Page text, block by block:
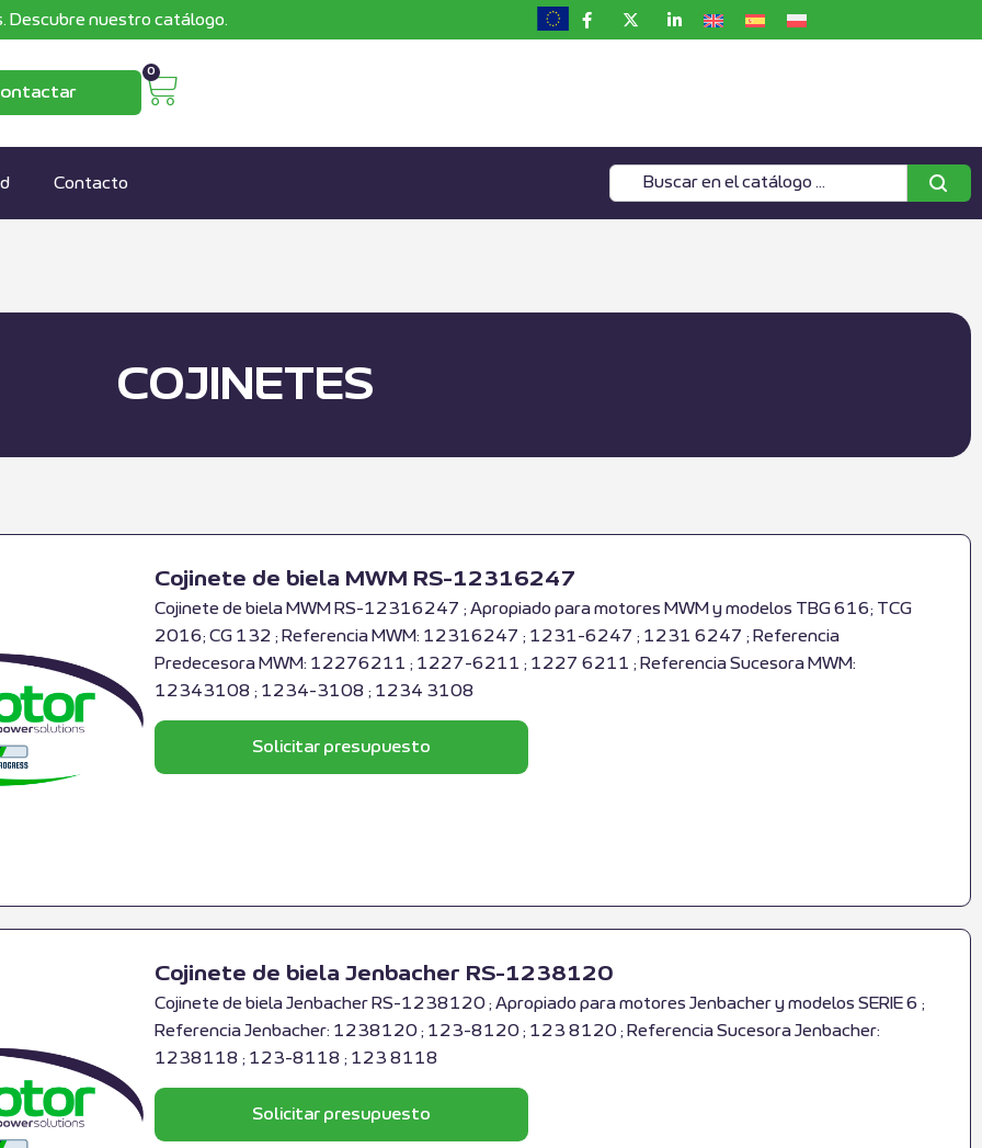
nuestro catálogo.
0
Contacto
COJINETES
Cojinete de biela MWM RS-12316247
Cojinete de biela MWM RS-12316247 ; Apropiado para motores MWM y modelos TBG 616; TCG
2016; CG 132 ; Referencia MWM: 12316247 ; 1231-6247 ; 1231 6247 ; Referencia
Predecesora MWM: 12276211 ; 1227-6211 ; 1227 6211 ; Referencia Sucesora MWM:
12343108 ; 1234-3108 ; 1234 3108
Solicitar presupuesto
Cojinete de biela Jenbacher RS-1238120
Cojinete de biela Jenbacher RS-1238120 ; Apropiado para motores Jenbacher y modelos SERIE 6 ;
Referencia Jenbacher: 1238120 ; 123-8120 ; 123 8120 ; Referencia Sucesora Jenbacher:
1238118 ; 123-8118 ; 123 8118
Solicitar presupuesto